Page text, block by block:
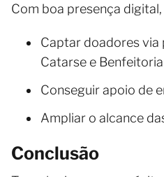
Com boa presença digital,
Captar doadores
Catarse e Benfeitoria
Conseguir apoio de
Ampliar o alcance
Conclusão